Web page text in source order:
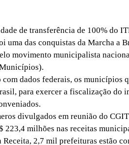
de transferência de 100% do
uma das conquistas da Marcha a
movimento municipalista
dados federais, os municípios
para exercer a fiscalização do
divulgados em reunião do
223,4 milhões nas receitas
2,7 mil prefeituras estão